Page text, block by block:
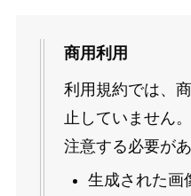
商用利用
利用規約では、
止していません
注意する必要があ
生成された画